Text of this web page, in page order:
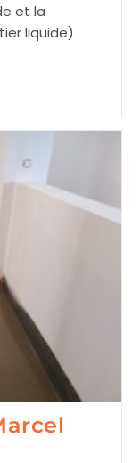
et la
liquide)